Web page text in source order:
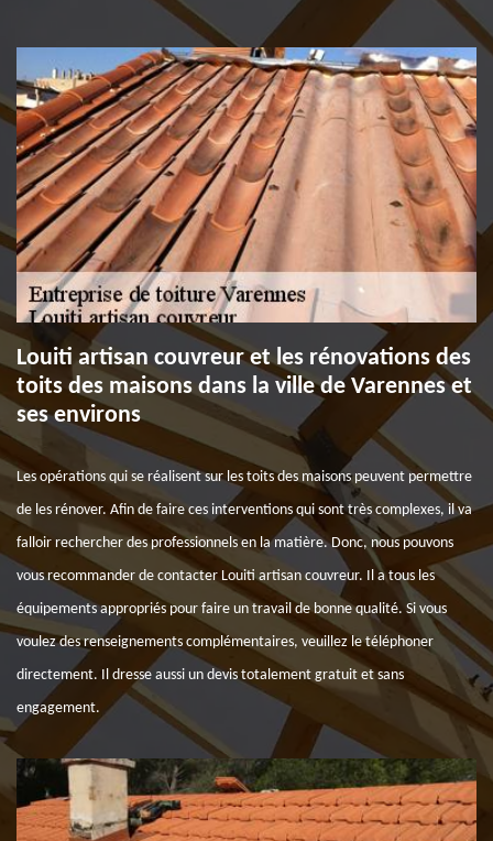
Louiti artisan couvreur et les rénovations des
toits des maisons dans la ville de Varennes et
ses environs
Les opérations qui se réalisent sur les toits des maisons peuvent permettre
de les rénover. Afin de faire ces interventions qui sont très complexes, il va
falloir rechercher des professionnels en la matière. Donc, nous pouvons
vous recommander de contacter Louiti artisan couvreur. Il a tous les
équipements appropriés pour faire un travail de bonne qualité. Si vous
voulez des renseignements complémentaires, veuillez le téléphoner
directement. Il dresse aussi un devis totalement gratuit et sans
engagement.